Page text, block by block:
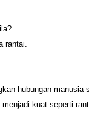
1 (Selasa, 25 Mei
4 Halaman 110
Kelas 4
rantai.
hubungan manusia
kuat seperti